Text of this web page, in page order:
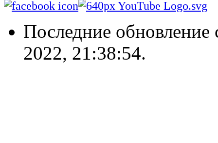
Последние обновление
2022, 21:38:54.